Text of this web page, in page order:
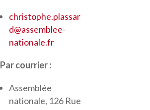
christophe.plassar
d@assemblee-
nationale.fr
Par courrier :
Assemblée
nationale, 126 Rue